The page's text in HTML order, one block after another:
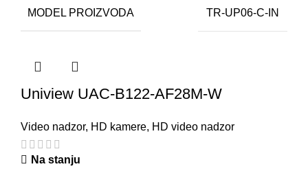
MODEL PROIZVODA TR-UP06-C-IN
Uniview UAC-B122-AF28M-W
Video nadzor, HD kamere, HD video nadzor
Na stanju